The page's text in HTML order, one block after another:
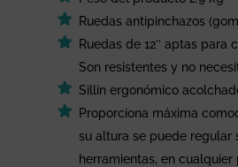
Ruedas antipinchazos
Ruedas de 12″ aptas para
Son resistentes y no
Sillín ergonómico
Proporciona máxima
su altura se puede regular
herramientas, en cualquier